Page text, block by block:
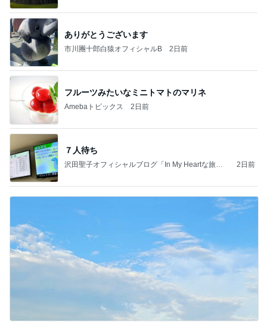
ありがとうございます
市川團十郎白猿オフィシャルB 2日前
フルーツみたいなミニトマトのマリネ
Amebaトピックス 2日前
７人待ち
沢田聖子オフィシャルブログ「In My Heartな旅日
2日前